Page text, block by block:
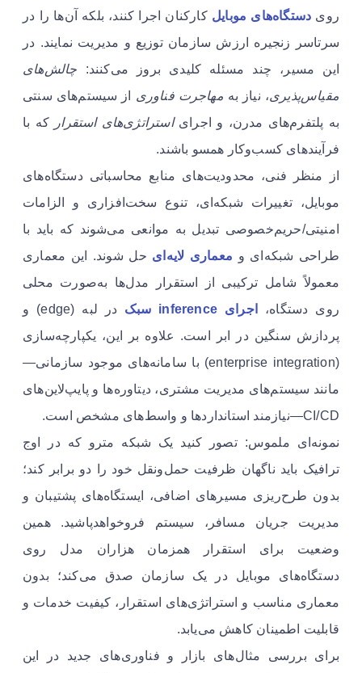
روی دستگاه‌های موبایل کارکنان اجرا کنند، بلکه آن‌ها را در
سرتاسر زنجیره ارزش سازمان توزیع و مدیریت نمایند. در
این مسیر، چند مسئله کلیدی بروز می‌کنند: چالش‌های
مقیاس‌پذیری، نیاز به مهاجرت فناوری از سیستم‌های سنتی
به پلتفرم‌های مدرن، و اجرایاستراتژی‌های استقرار
که با
فرآیندهای کسب‌وکار همسو باشند.
از منظر فنی، محدودیت‌های منابع محاسباتی دستگاه‌های
موبایل، تغییرات شبکه‌ای، تنوع سخت‌افزاری و الزامات
امنیتی/حریم‌خصوصی تبدیل به موانعی می‌شوند که باید با
طراحی شبکه‌ای و معماری لایه‌ای حل شوند. این معماری
معمولاً شامل ترکیبی از استقرار مدل‌ها به‌صورت محلی
روی دستگاه،
اجرای inference سبک
در لبه (edge) و
پردازش سنگین در ابر است. علاوه بر این، یکپارچه‌سازی
(enterprise integration) با سامانه‌های موجود سازمانی—
مانند سیستم‌های مدیریت مشتری، دیتاوره‌ها و پایپ‌لاین‌های
CI/CD—نیازمند استانداردها و واسط‌های مشخص است.
نمونه‌ای ملموس: تصور کنید یک شبکه مترو که در اوج
ترافیک باید ناگهان ظرفیت حمل‌ونقل خود را دو برابر کند؛
بدون طرح‌ریزی مسیرهای اضافی، ایستگاه‌های پشتیبان و
مدیریت جریان مسافر، سیستم فروخواهدپاشید. همین
وضعیت برای استقرار همزمان هزاران مدل روی
دستگاه‌های موبایل در یک سازمان صدق می‌کند؛ بدون
معماری مناسب و استراتژی‌های استقرار، کیفیت خدمات و
قابلیت اطمینان کاهش می‌یابد.
برای بررسی مثال‌های بازار و فناوری‌های جدید در این